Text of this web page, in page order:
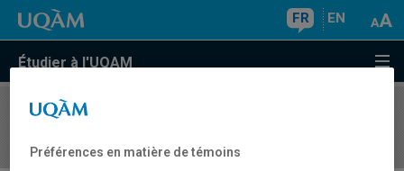
FR EN
Étudier à l'UQAM
COURS//
Préférences en matière de témoins